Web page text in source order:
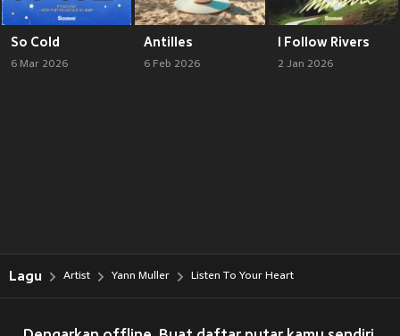
So Cold
6 Mar 2026
Antilles
6 Feb 2026
I Follow Rivers
2 Jan 2026
Lagu Artist Yann Muller Listen To Your Heart